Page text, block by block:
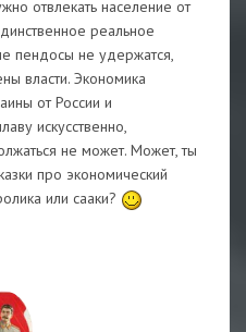
отвлекать население от
реальное
пендосы не удержатся,
власти. Экономика
от России и
искусственно,
не может. Может, ты
про экономический
или сааки?